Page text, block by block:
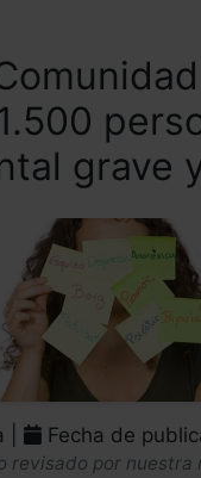
grave
| Fecha de
revisado por nuestra